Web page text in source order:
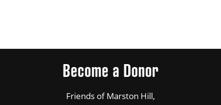
Become a Donor
Friends of Marston Hill,